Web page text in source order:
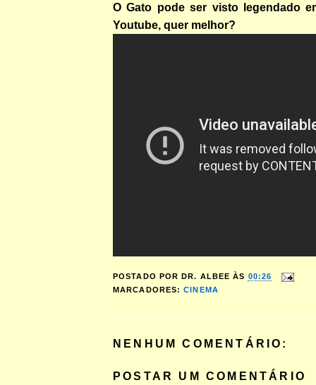
O Gato pode ser visto legendado
Youtube, quer melhor?
POSTADO POR DR. ALBEE ÀS 00:26
MARCADORES:CINEMA
NENHUM COMENTÁRIO:
POSTAR UM COMENTÁRIO